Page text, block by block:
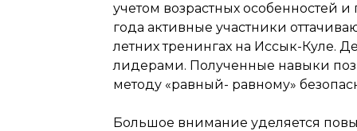
учетом возрастных особенностей
года активные участники
летних тренингах на Иссык-Куле.
лидерами. Полученные навыки
методу «равный- равному»
Большое внимание уделяется